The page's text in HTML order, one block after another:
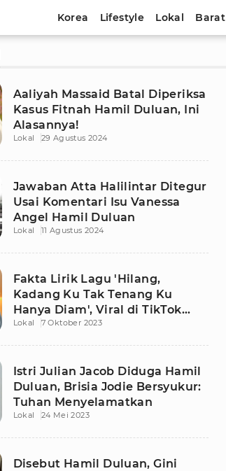
Korea Lifestyle Lokal Barat
Aaliyah Massaid Batal Diperiksa
Kasus Fitnah Hamil Duluan, Ini
Alasannya!
Lokal 29 Agustus 2024
Jawaban Atta Halilintar Ditegur
Usai Komentari Isu Vanessa
Angel Hamil Duluan
Lokal 11 Agustus 2024
Fakta Lirik Lagu 'Hilang,
Kadang Ku Tak Tenang Ku
Hanya Diam', Viral di TikTok
Judulnya Malam Pagi
Lokal 7 Oktober 2023
Istri Julian Jacob Diduga Hamil
Duluan, Brisia Jodie Bersyukur:
Tuhan Menyelamatkan
Lokal 24 Mei 2023
Disebut Hamil Duluan, Gini